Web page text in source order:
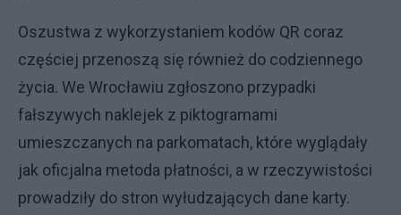
Oszustwa z wykorzystaniem kodów QR coraz
częściej przenoszą się również do codziennego
życia. We Wrocławiu zgłoszono przypadki
fałszywych naklejek z piktogramami
umieszczanych na parkomatach, które wyglądały
jak oficjalna metoda płatności, a w rzeczywistości
prowadziły do stron wyłudzających dane karty.